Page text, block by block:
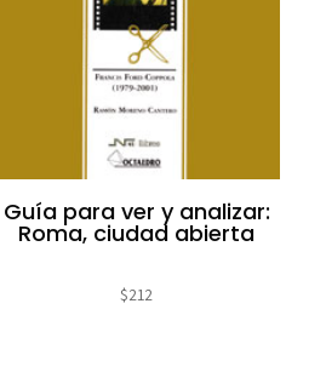
Guía para ver y analizar:
Roma, ciudad abierta
$212